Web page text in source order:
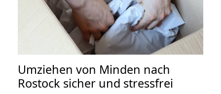
Umziehen von Minden nach
Rostock sicher und stressfrei